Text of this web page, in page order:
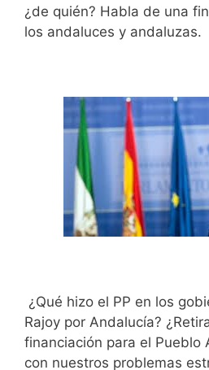
¿de quién? Habla de una
los andaluces y andaluzas.
¿Qué hizo el PP en los
Rajoy por Andalucía?
financiación para el Pueblo
con nuestros problemas